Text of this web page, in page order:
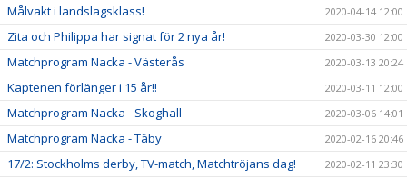
Målvakt i landslagsklass! 2020-04-14 12:00
Zita och Philippa har signat för 2 nya år! 2020-03-30 12:00
Matchprogram Nacka - Västerås 2020-03-13 20:24
Kaptenen förlänger i 15 år!! 2020-03-11 12:00
Matchprogram Nacka - Skoghall 2020-03-06 14:01
Matchprogram Nacka - Täby 2020-02-16 20:46
17/2: Stockholms derby, TV-match, Matchtröjans dag! 2020-02-11 23:30